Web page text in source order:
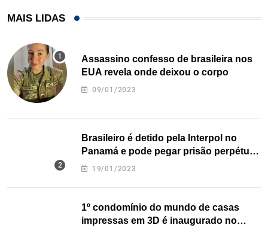
MAIS LIDAS
Assassino confesso de brasileira nos
EUA revela onde deixou o corpo
09/01/2023
Brasileiro é detido pela Interpol no
Panamá e pode pegar prisão perpétua
nos EUA
19/01/2023
1º condomínio do mundo de casas
impressas em 3D é inaugurado no